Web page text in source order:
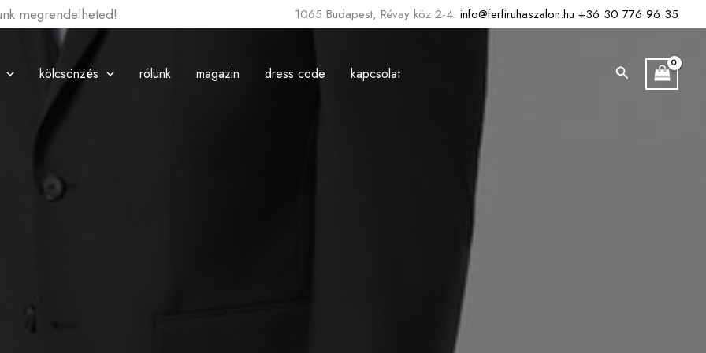
megrendelheted! 1065 Budapest, Révay köz 2-4. info@ferfiruhaszalon.hu +36 30 776 96 35
kölcsönzés rólunk magazin dress code kapcsolat Search